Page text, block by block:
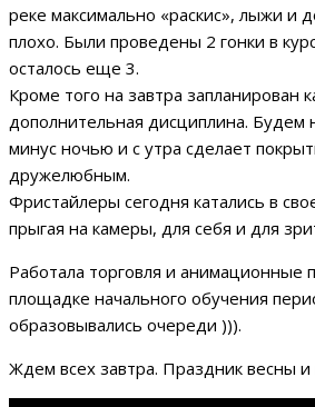
реке максимально «раскис», лыжи и
плохо. Были проведены 2 гонки в
осталось еще 3.
Кроме того на завтра запланирован
дополнительная дисциплина. Будем
минус ночью и с утра сделает
дружелюбным.
Фристайлеры сегодня катались в
прыгая на камеры, для себя и для
Работала торговля и анимационные
площадке начального обучения
образовывались очереди ))).
Ждем всех завтра. Праздник весны и